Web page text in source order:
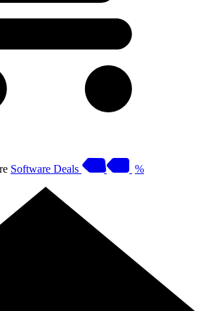
Software Deals %